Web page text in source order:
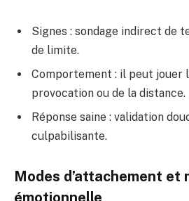
Signes : sondage indirect de
de limite.
Comportement : il peut jouer
provocation ou de la distance.
Réponse saine : validation
culpabilisante.
Modes d’attachement et
émotionnelle